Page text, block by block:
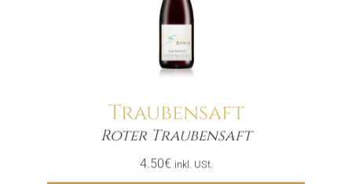
Traubensaft
Roter Traubensaft
4.50€ inkl. USt.
Menge